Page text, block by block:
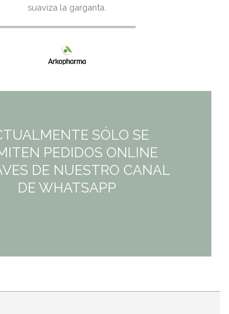
suaviza la garganta.
SÓLO SE
PEDIDOS ONLINE
DE NUESTRO CANAL
DE WHATSAPP